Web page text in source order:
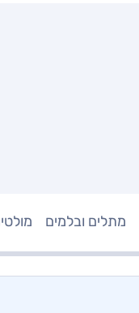
מתלים ובלמים